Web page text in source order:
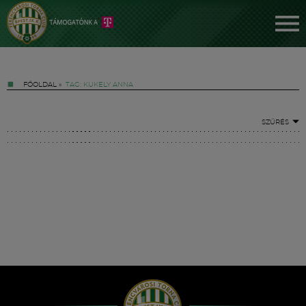
FŐOLDAL » TAG: KUKELY ANNA
SZŰRÉS
Hírek